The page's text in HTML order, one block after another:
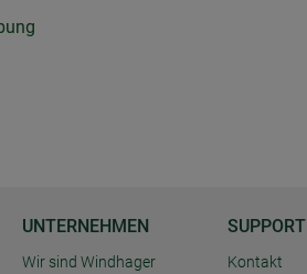
UNTERNEHMEN
Wir sind Windhager
SUPPORT
Kontakt